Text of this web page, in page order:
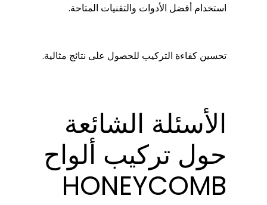
استخدام أفضل الأدوات والتقنيات المتاحة.
تحسين كفاءة التركيب للحصول على نتائج مثالية.
الأسئلة الشائعة
حول تركيب ألواح
HONEYCOMB